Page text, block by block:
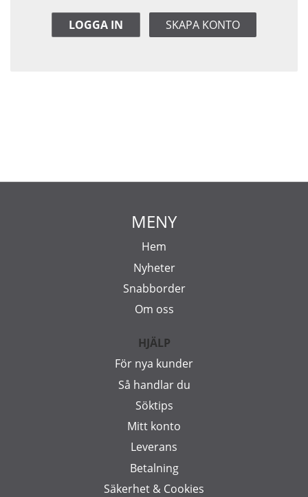
LOGGA IN SKAPA KONTO
MENY
Hem
Nyheter
Snabborder
Om oss
HJÄLP
För nya kunder
Så handlar du
Söktips
Mitt konto
Leverans
Betalning
Säkerhet & Cookies